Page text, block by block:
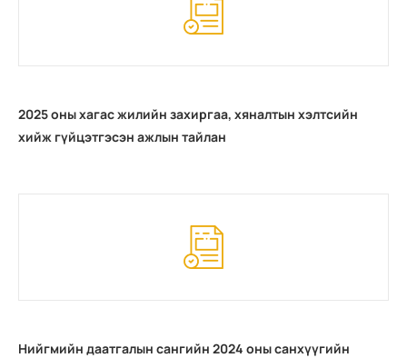
2025 оны хагас жилийн захиргаа, хяналтын хэлтсийн
хийж гүйцэтгэсэн ажлын тайлан
Нийгмийн даатгалын сангийн 2024 оны санхүүгийн